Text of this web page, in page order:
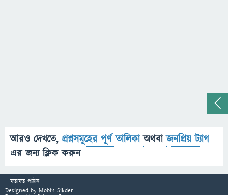
আরও দেখতে, প্রশ্নসমূহের পূর্ণ তালিকাঅথবাজনপ্রিয় ট্যাগ
এর জন্য ক্লিক করুন
মতামত পাঠান
Designed by Mobin Sikder